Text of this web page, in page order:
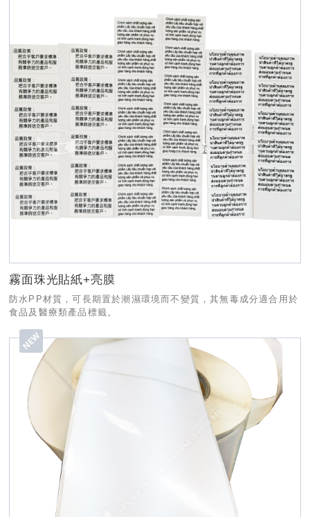
霧面珠光貼紙+亮膜
防水PP材質，可長期置於潮濕環境而不變質，其無毒成分適合用於
食品及醫療類產品標籤。